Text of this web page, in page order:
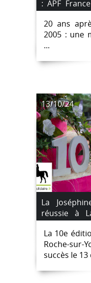
: APF
mobilisation
20 ans
2005 : une
...
13/10/24
La
réussie à
soutenir la
[IMAGES]
La 10e
Roche-sur-
succès le